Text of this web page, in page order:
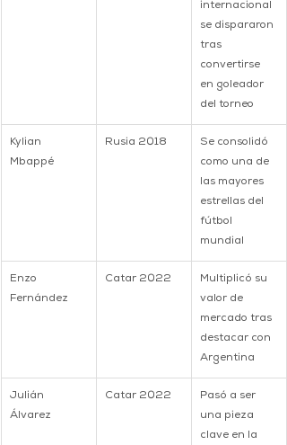
internacional
se dispararon
tras
convertirse
en goleador
del torneo
Kylian
Mbappé
Rusia 2018
Se consolidó
como una de
las mayores
estrellas del
fútbol
mundial
Enzo
Fernández
Catar 2022
Multiplicó su
valor de
mercado tras
destacar con
Argentina
Julián
Álvarez
Catar 2022
Pasó a ser
una pieza
clave en la